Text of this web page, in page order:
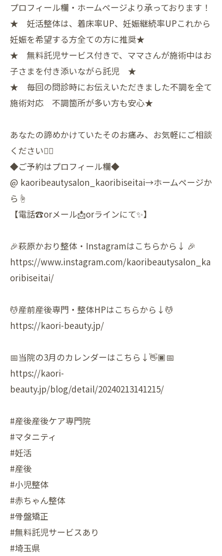
プロフィール欄・ホームページより承っております！
★ 妊活整体は、着床率UP、妊娠継続率UPこれから
妊娠を希望する方全ての方に推奨★
★ 無料託児サービス付きで、ママさんが施術中はお
子さまを付き添いながら託児 ★
★ 毎回の問診時にお伝えいただきました不調を全て
施術対応 不調箇所が多い方も安心★
あなたの諦めかけていたそのお痛み、お気軽にご相談
ください🙇‍♀️
◆ご予約はプロフィール欄◆
@ kaoribeautysalon_kaoribiseitai→ホームページか
ら☝️️
【電話☎️︎orメール📩orラインにて✨】
🎉萩原かおり整体・Instagramはこちらから↓ 🎉
https://www.instagram.com/kaoribeautysalon_ka
oribiseitai/
💆‍産前産後専門・整体HPはこちらから↓💆‍
https://kaori-beauty.jp/
📅当院の3月のカレンダーはこちら↓👋🏿📅
https://kaori-
beauty.jp/blog/detail/20240213141215/
#産後産後ケア専門院
#マタニティ
#妊活
#産後
#小児整体
#赤ちゃん整体
#骨盤矯正
#無料託児サービスあり
#埼玉県